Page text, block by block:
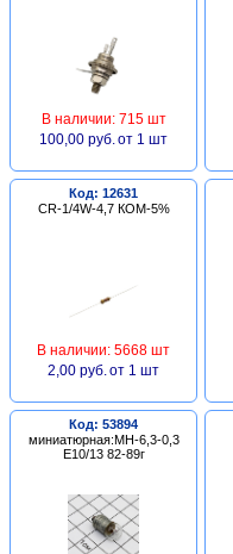
В наличии: 715 шт
100,00 руб. от 1 шт
Код: 12631
CR-1/4W-4,7 КОМ-5%
В наличии: 5668 шт
2,00 руб. от 1 шт
Код: 53894
миниатюрная:МН-6,3-0,3
Е10/13 82-89г